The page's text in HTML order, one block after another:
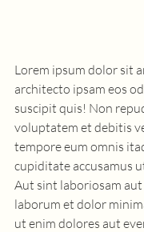
Lorem ipsum dolor sit
architecto ipsam eos
suscipit quis! Non
voluptatem et debitis
tempore eum omnis
cupiditate accusamus
Aut sint laboriosam
laborum et dolor
ut enim dolores aut